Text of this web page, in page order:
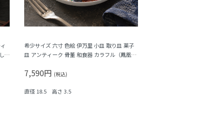
希少サイズ 六寸 色絵 伊万里 小皿 取り皿 菓子
皿 アンティーク 骨董 和食器 カラフル（鳳凰・
7,590円 (税込)
直径 18.5 高さ 3.5